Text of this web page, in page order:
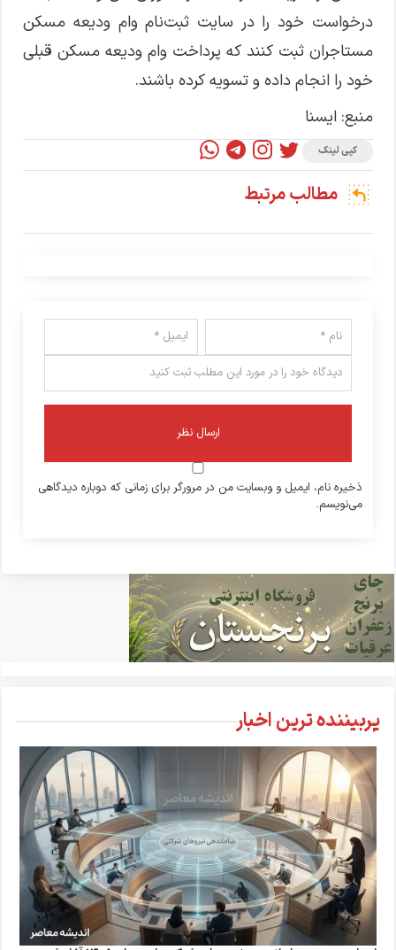
درخواست خود را در سایت ثبت‌نام وام ودیعه مسکن
مستاجران ثبت کنند که پرداخت وام ودیعه مسکن قبلی
خود را انجام داده و تسویه کرده باشند.
منبع: ایسنا
کپی لینک
مطالب مرتبط
ذخیره نام، ایمیل و وبسایت من در مرورگر برای زمانی که دوباره دیدگاهی
می‌نویسم.
پربیننده ترین اخبار